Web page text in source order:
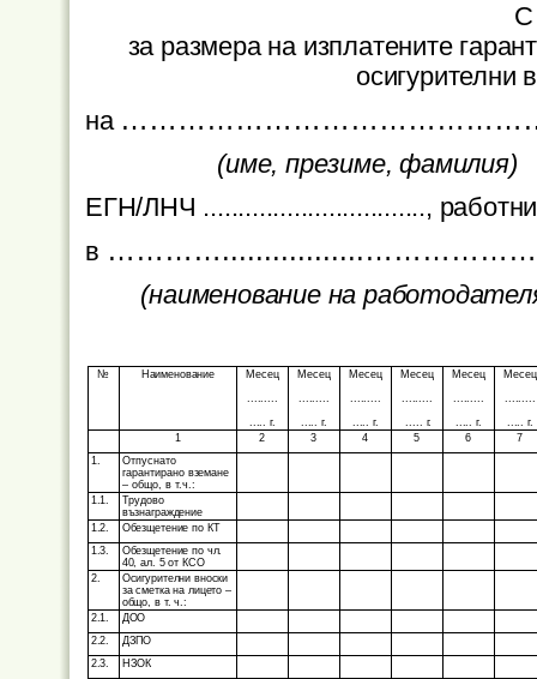
за размера на изплатените
осигурителни
на
(име, презиме, фамилия)
ЕГН/ЛНЧ ................................,
в ………….................
(наименование на
№ Наименование
Месец
.........
..... г.
Месец
.........
..... г.
Месец
.........
..... г.
Месец
.........
..... г.
Месец
.........
..... г.
Месец
.........
..... г.
1
2 3 4 5 6
7
1.
Отпуснато
гарантирано вземане
– общо, в т.ч.:
1.1.
Трудово
възнаграждение
1.2.
Обезщетение по КТ
1.3.
Обезщетение по чл.
40, ал. 5 от КСО
2.
Осигурителни вноски
за сметка на лицето –
общо, в т. ч.:
2.1.
ДОО
2.2.
ДЗПО
2.3.
НЗОК